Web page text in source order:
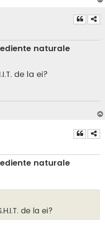
naturale
de la ei?
naturale
de la ei?